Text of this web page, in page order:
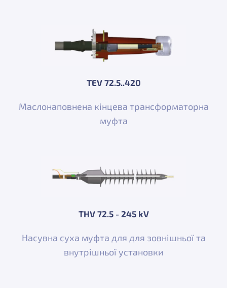
TEV 72.5..420
Маслонаповнена кінцева трансформаторна
муфта
THV 72.5 - 245 kV
Насувна суха муфта для для зовнішньої та
внутрішньої установки